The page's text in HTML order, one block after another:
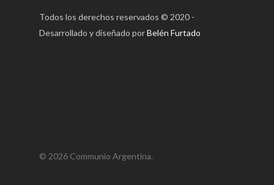
Todos los derechos reservados © 2020 -
Desarrollado y diseñado porBelén Furtado
© 2026 Communio Argentina.
Pagar